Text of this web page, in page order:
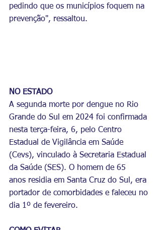
pedindo que os municípios foquem na
prevenção", ressaltou.
NO ESTADO
A segunda morte por dengue no Rio
Grande do Sul em 2024 foi confirmada
nesta terça-feira, 6, pelo Centro
Estadual de Vigilância em Saúde
(Cevs), vinculado à Secretaria Estadual
da Saúde (SES). O homem de 65
anos residia em Santa Cruz do Sul, era
portador de comorbidades e faleceu no
dia 1º de fevereiro.